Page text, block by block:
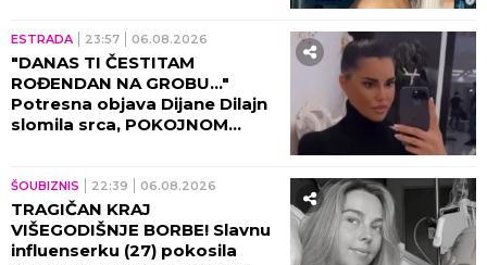
ESTRADA 23:57 06.08.2026
"DANAS TI ČESTITAM
ROĐENDAN NA GROBU..."
Potresna objava Dijane Dilajn
slomila srca, POKOJNOM
ŠOUBIZNIS 22:39 06.08.2026
TRAGIČAN KRAJ
VIŠEGODIŠNJE BORBE! Slavnu
influenserku (27) pokosila